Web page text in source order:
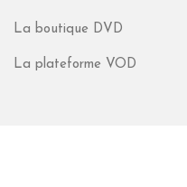
La boutique DVD
La plateforme VOD